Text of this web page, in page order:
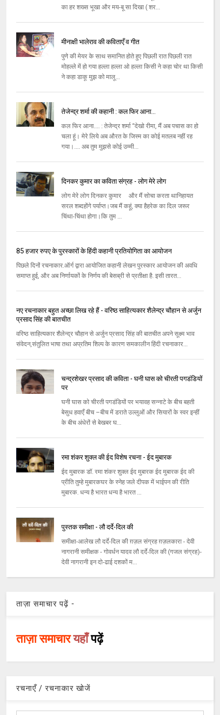
का हर शख्स भूखा और मय-बू सा दिखा ( शर...
मीनाक्षी भालेराव की कविताएँ व गीत
पुणे की मेयर के साथ समानित होते हुए पिछली रात पिछली रात
मोहल्ले में हो गया हल्ला हल्ला ओ हल्ला किसी ने कहा चोर था किसी
ने कहा डाकू मुझ को मालू...
तेजेन्द्र शर्मा की कहानी : कल फिर आना...
कल फिर आना.... : तेजेन्द्र शर्मा “देखो रीमा, मैं अब पचास का हो
चला हूं। मेरे लिये अब औरत के जिस्म का कोई मतलब नहीं रह
गया।.... अब तुम मुझसे कोई उम्मी...
दिनकर कुमार का कविता संग्रह - लोग मेरे लोग
लोग मेरे लोग दिनकर कुमार और मैं सोचा करता थानिहायत
सरल शब्दहोंगे पर्याप्त।जब मैं कहूं, क्या हैहरेक का दिल जरूर
चिंथा-चिंथा होगा।कि तुम ...
85 हजार रुपए के पुरस्कारों के हिंदी कहानी प्रतियोगिता का आयोजन
पिछले दिनों रचनाकार.ऑर्ग द्वारा आयोजित कहानी लेखन पुरस्कार आयोजन की अवधि
समाप्त हुई, और अब निर्णायकों के निर्णय की बेसब्री से प्रतीक्षा है. इसी तारत...
नए रचनाकार बहुत अच्छा लिख रहे हैं - वरिष्ठ साहित्यकार शैलेन्द्र चौहान से अर्जुन
प्रसाद सिंह की बातचीत
वरिष्ठ साहित्यकार शैलेन्द्र चौहान से अर्जुन प्रसाद सिंह की बातचीत अपने सूक्ष्म भाव
संवेदन,संतुलित भाषा तथा अप्रतिम शिल्प के कारण समकालीन हिंदी रचनाकार...
चन्द्रशेखर प्रसाद की कविता - घनी घास को चीरती पगडंडियों
पर
घनी घास को चीरती पगडंडियों पर भयावह सन्नाटे के बीच बहती
बेसुध हवाएँ बीच –बीच में डराते उल्लुओं और सियारों के स्वर इन्हीं
के बीच अंधेरों से बेखबर घ...
रमा शंकर शुक्ल की ईद विशेष रचना - ईद मुबारक
ईद मुबारक डॉ. रमा शंकर शुक्ल ईद मुबारक ईद मुबारक ईद की
प्रीति तुम्हे मुबारकघर के स्नेह जले दीपक में भाईपन की रीति
मुबारक. धन्य है भारत धन्य है भारत ...
पुस्तक समीक्षा - लौ दर्दे-दिल की
समीक्षा-आलेख लौ दर्दे-दिल की ग़ज़ल संग्रह ग़ज़लकारा - देवी
नागरानी समीक्षक - गोवर्धन यादव लौ दर्दे-दिल की (गजल संग्रह)-
देवी नागरानी इन दो-ढाई दशकों म...
ताज़ा समाचार पढ़ें -
ताज़ा समाचारयहाँपढ़ें
रचनाएँ / रचनाकार खोजें